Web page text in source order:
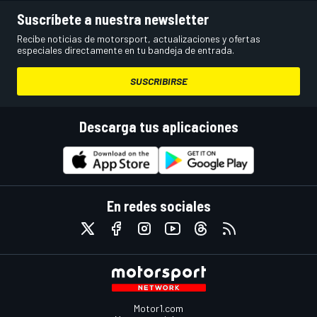
Suscríbete a nuestra newsletter
Recibe noticias de motorsport, actualizaciones y ofertas
especiales directamente en tu bandeja de entrada.
SUSCRIBIRSE
Descarga tus aplicaciones
En redes sociales
Motor1.com